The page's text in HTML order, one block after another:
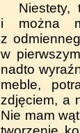
Niestety,
i można
z
w
nadto
meble,
zdjęciem, a
Nie mam